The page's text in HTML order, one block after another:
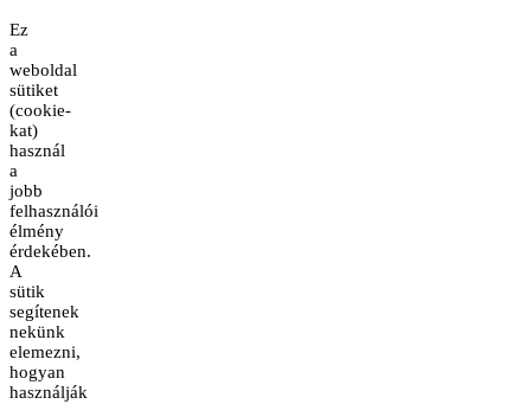
Ez
a
weboldal
sütiket
(cookie-
kat)
használ
a
jobb
felhasználói
élmény
érdekében.
A
sütik
segítenek
nekünk
elemezni,
hogyan
használják